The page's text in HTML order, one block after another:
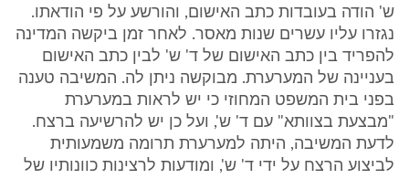
ש' הודה בעובדות כתב האישום, והורשע על פי הודאתו.
נגזרו עליו עשרים שנות מאסר. לאחר זמן ביקשה המדינה
להפריד בין כתב האישום של ד' ש' לבין כתב האישום
בעניינה של המערערת. מבוקשה ניתן לה. המשיבה טענה
בפני בית המשפט המחוזי כי יש לראות במערערת
"מבצעת בצוותא" עם ד' ש', ועל כן יש להרשיעה ברצח.
לדעת המשיבה, היתה למערערת תרומה משמעותית
לביצוע הרצח על ידי ד' ש', ומודעות לרצינות כוונותיו של